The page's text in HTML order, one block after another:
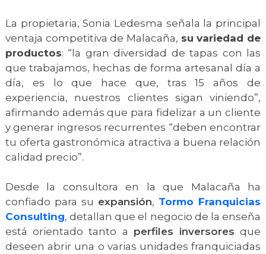
La propietaria, Sonia Ledesma señala la principal
ventaja competitiva de Malacaña, su variedad de
productos: “la gran diversidad de tapas con las
que trabajamos, hechas de forma artesanal día a
día, es lo que hace que, tras 15 años de
experiencia, nuestros clientes sigan viniendo”,
afirmando además que para fidelizar a un cliente
y generar ingresos recurrentes “deben encontrar
tu oferta gastronómica atractiva a buena relación
calidad precio”.
Desde la consultora en la que Malacaña ha
confiado para su expansión, Tormo Franquicias
Consulting, detallan que el negocio de la enseña
está orientado tanto a perfiles inversores que
deseen abrir una o varias unidades franquiciadas